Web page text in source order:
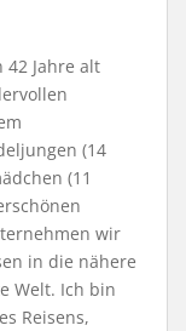
Jahre alt
(14
(11
wir
in die nähere
Welt. Ich bin
Reisens,